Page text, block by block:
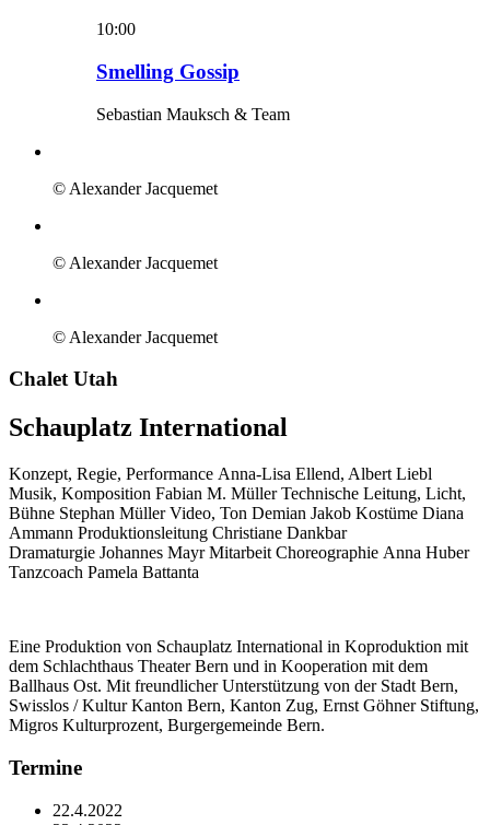
10:00
Smelling Gossip
Sebastian Mauksch & Team
© Alexander Jacquemet
© Alexander Jacquemet
© Alexander Jacquemet
Chalet Utah
Schauplatz International
Konzept, Regie, Performance Anna-Lisa Ellend, Albert Liebl
Musik, Komposition Fabian M. MüllerTechnische Leitung, Licht,
Bühne Stephan MüllerVideo, Ton Demian Jakob Kostüme Diana
Ammann Produktionsleitung Christiane Dankbar
Dramaturgie Johannes MayrMitarbeit Choreographie Anna Huber
Tanzcoach Pamela Battanta
Eine Produktion von Schauplatz International in Koproduktion mit
dem Schlachthaus Theater Bern und in Kooperation mit dem
Ballhaus Ost. Mit freundlicher Unterstützung von der Stadt Bern,
Swisslos / Kultur Kanton Bern, Kanton Zug, Ernst Göhner Stiftung,
Migros Kulturprozent, Burgergemeinde Bern.
Termine
22.4.2022